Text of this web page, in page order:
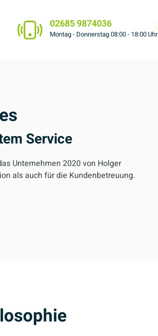
02685 9874036
Montag - Donnerstag 08:00 - 18:00 Uhr
Service
Unternehmen 2020 von Holger
als auch für die Kundenbetreuung.